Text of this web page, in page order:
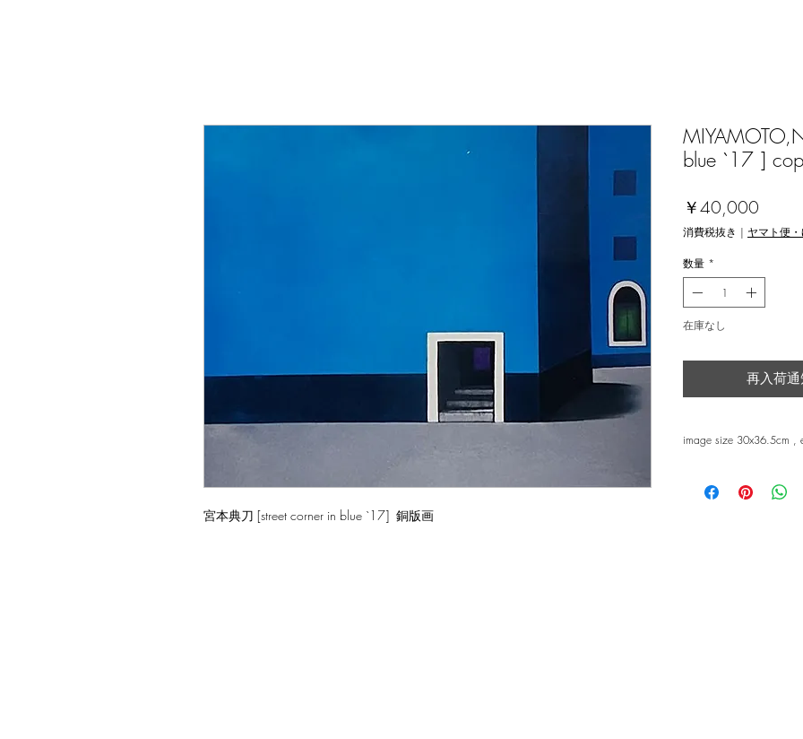
宮本典刀 [street corner in blue `17] 銅版画
blue `17 ]
￥40,000
格
消費税抜き | ヤマト便
数量 *
在庫なし
再入荷
image size 30x36.5cm ,